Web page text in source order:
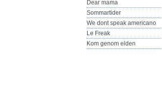
Dear mama
Sommartider
We dont speak americano
Le Freak
Kom genom elden